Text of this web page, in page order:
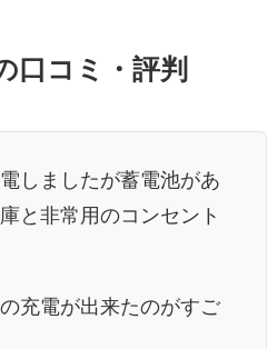
口コミ・評判
しましたが蓄電池があ
と非常用のコンセント
充電が出来たのがすご